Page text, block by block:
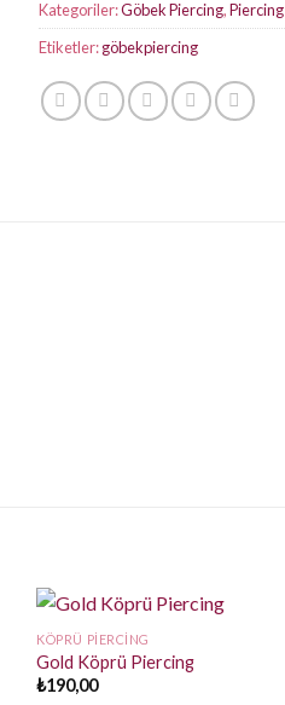
Kategoriler:Göbek Piercing,Piercing
Etiketler:göbekpiercing
KÖPRÜ PIERCING
Gold Köprü Piercing
₺190,00